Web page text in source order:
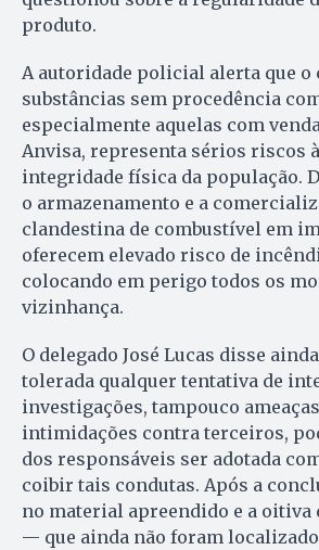
produto.
A autoridade policial alerta que o
substâncias sem procedência
especialmente aquelas com
Anvisa, representa sérios riscos à
integridade física da população.
o armazenamento e a
clandestina de combustível em
oferecem elevado risco de
colocando em perigo todos os
vizinhança.
O delegado José Lucas disse
tolerada qualquer tentativa de
investigações, tampouco
intimidações contra terceiros,
dos responsáveis ser adotada
coibir tais condutas. Após a
no material apreendido e a oitiva
— que ainda não foram